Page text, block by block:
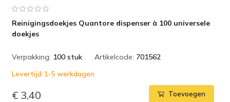
Reinigingsdoekjes Quantore dispenser à 100 universele
doekjes
Verpakking: 100 stuk Artikelcode: 701562
Levertijd 1-5 werkdagen
€ 3,40 Toevoegen